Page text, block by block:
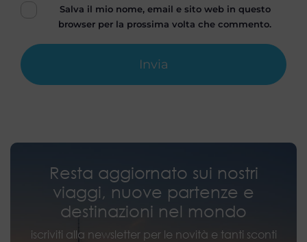
Salva il mio nome, email e sito web in questo
browser per la prossima volta che commento.
Resta aggiornato sui nostri
viaggi, nuove partenze e
destinazioni nel mondo
iscriviti alla newsletter per le novità e tanti sconti